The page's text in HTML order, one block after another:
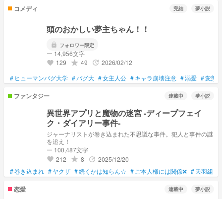
コメディ 完結 夢小説
頭のおかしい夢主ちゃん！！
lock フォロワー限定
ー 14,956文字
favorite 129 grade 49 update 2026/02/12
# ヒューマンバグ大学 #バグ大 #女主人公 #キャラ崩壊注意 #溺愛 #変態
ファンタジー 連載中 夢小説
異世界アプリと魔物の迷宮 -ディープフェイ
ク・ダイアリー事件-
ジャーナリストが巻き込まれた不思議な事件。犯人と事件の謎
を追え！
ー 100,487文字
favorite 212 grade 8 update 2025/12/20
#巻き込まれ #ヤクザ #続くかは知らん☆ # ご本人様には関係❌ #天羽組
恋愛 連載中 夢小説